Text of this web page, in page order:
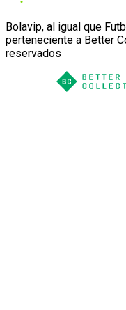
Bolavip, al igual que
perteneciente a Better
reservados